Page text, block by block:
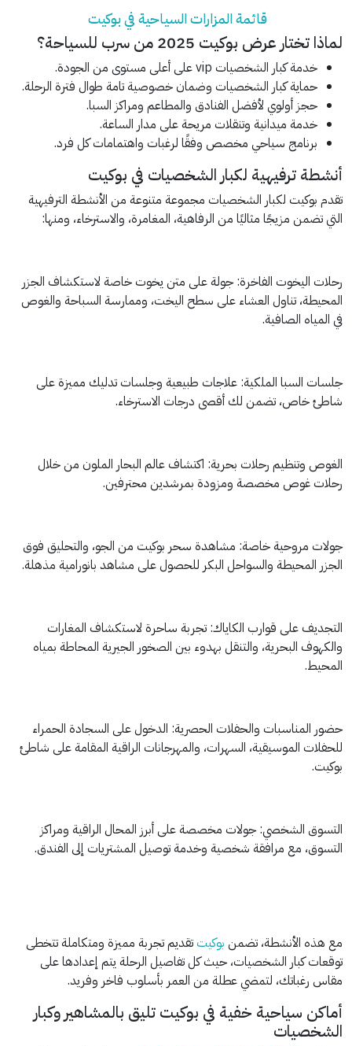
قائمة المزارات السياحية في بوكيت
لماذا تختار عرض بوكيت 2025 من سرب للسياحة؟
خدمة كبار الشخصيات vip على أعلى مستوى من الجودة.
حماية كبار الشخصيات وضمان خصوصية تامة طوال فترة الرحلة.
حجز أولوي لأفضل الفنادق والمطاعم ومراكز السبا.
خدمة ميدانية وتنقلات مريحة على مدار الساعة.
برنامج سياحي مخصص وفقًا لرغبات واهتمامات كل فرد.
أنشطة ترفيهية لكبار الشخصيات في بوكيت
تقدم بوكيت لكبار الشخصيات مجموعة متنوعة من الأنشطة الترفيهية
التي تضمن مزيجًا مثاليًا من الرفاهية، المغامرة، والاسترخاء، ومنها:
رحلات اليخوت الفاخرة: جولة على متن يخوت خاصة لاستكشاف الجزر
المحيطة، تناول العشاء على سطح اليخت، وممارسة السباحة والغوص
في المياه الصافية.
جلسات السبا الملكية: علاجات طبيعية وجلسات تدليك مميزة على
شاطئ خاص، تضمن لك أقصى درجات الاسترخاء.
الغوص وتنظيم رحلات بحرية: اكتشاف عالم البحار الملون من خلال
رحلات غوص مخصصة ومزودة بمرشدين محترفين.
جولات مروحية خاصة: مشاهدة سحر بوكيت من الجو، والتحليق فوق
الجزر المحيطة والسواحل البكر للحصول على مشاهد بانورامية مذهلة.
التجديف على قوارب الكاياك: تجربة ساحرة لاستكشاف المغارات
والكهوف البحرية، والتنقل بهدوء بين الصخور الجيرية المحاطة بمياه
المحيط.
حضور المناسبات والحفلات الحصرية: الدخول على السجادة الحمراء
للحفلات الموسيقية، السهرات، والمهرجانات الراقية المقامة على شاطئ
بوكيت.
التسوق الشخصي: جولات مخصصة على أبرز المحال الراقية ومراكز
التسوق، مع مرافقة شخصية وخدمة توصيل المشتريات إلى الفندق.
مع هذه الأنشطة، تضمن بوكيت تقديم تجربة مميزة ومتكاملة تتخطى
توقعات كبار الشخصيات، حيث كل تفاصيل الرحلة يتم إعدادها على
مقاس رغباتك، لتمضي عطلة من العمر بأسلوب فاخر وفريد.
أماكن سياحية خفية في بوكيت تليق بالمشاهير وكبار
الشخصيات